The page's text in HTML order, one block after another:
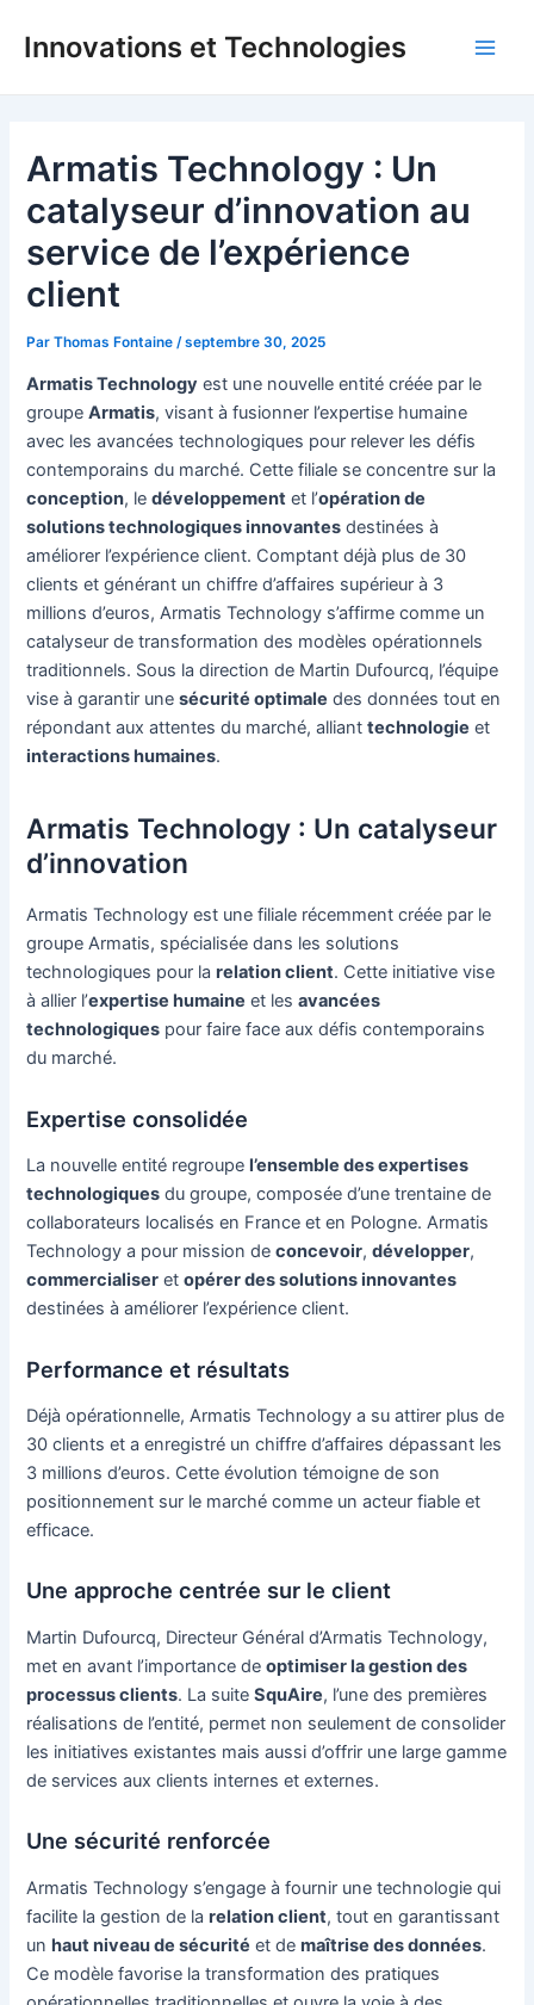
Innovations et Technologies
Armatis Technology : Un
catalyseur d’innovation au
service de l’expérience
client
ParThomas Fontaine /septembre 30, 2025
Armatis Technology est une nouvelle entité créée par le
groupeArmatis, visant à fusionner l’expertise humaine
avec les avancées technologiques pour relever les défis
contemporains du marché. Cette filiale se concentre sur la
conception, ledéveloppement et l’opération de
solutions technologiques innovantes destinées à
améliorer l’expérience client. Comptant déjà plus de 30
clients et générant un chiffre d’affaires supérieur à 3
millions d’euros, Armatis Technology s’affirme comme un
catalyseur de transformation des modèles opérationnels
traditionnels. Sous la direction de Martin Dufourcq, l’équipe
vise à garantir unesécurité optimale des données tout en
répondant aux attentes du marché, allianttechnologie et
interactions humaines.
Armatis Technology : Un catalyseur
d’innovation
Armatis Technology est une filiale récemment créée par le
groupe Armatis, spécialisée dans les solutions
technologiques pour larelation client. Cette initiative vise
à allier l’expertise humaine et lesavancées
technologiques pour faire face aux défis contemporains
du marché.
Expertise consolidée
La nouvelle entité regroupel’ensemble des expertises
technologiques du groupe, composée d’une trentaine de
collaborateurs localisés en France et en Pologne. Armatis
Technology a pour mission deconcevoir,développer,
commercialiser etopérer des solutions innovantes
destinées à améliorer l’expérience client.
Performance et résultats
Déjà opérationnelle, Armatis Technology a su attirer plus de
30 clients et a enregistré un chiffre d’affaires dépassant les
3 millions d’euros. Cette évolution témoigne de son
positionnement sur le marché comme un acteur fiable et
efficace.
Une approche centrée sur le client
Martin Dufourcq, Directeur Général d’Armatis Technology,
met en avant l’importance deoptimiser la gestion des
processus clients. La suiteSquAire, l’une des premières
réalisations de l’entité, permet non seulement de consolider
les initiatives existantes mais aussi d’offrir une large gamme
de services aux clients internes et externes.
Une sécurité renforcée
Armatis Technology s’engage à fournir une technologie qui
facilite la gestion de larelation client, tout en garantissant
unhaut niveau de sécurité et demaîtrise des données.
Ce modèle favorise la transformation des pratiques